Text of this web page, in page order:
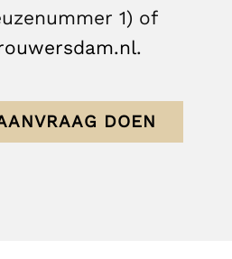
1) of
.
DOEN